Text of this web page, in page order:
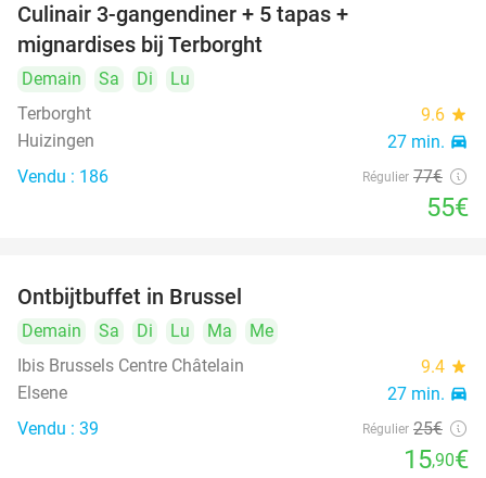
Culinair 3-gangendiner + 5 tapas +
mignardises bij Terborght
Demain Sa Di
Lu
Terborght
9.6 star
Huizingen 27 min. directions_car
Vendu : 186 Régulier 77€
55€
Ontbijtbuffet in Brussel
Demain Sa Di Lu Ma
Me
Ibis Brussels Centre Châtelain
9.4 star
Elsene 27 min. directions_car
Vendu : 39 Régulier 25€
15,90€